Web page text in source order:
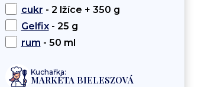
cukr - 2 lžíce + 350 g
Gelfix- 25 g
rum - 50 ml
Kuchařka:
MARKÉTA BIELESZOVÁ